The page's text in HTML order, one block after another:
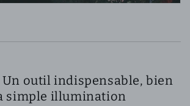
Un outil indispensable, bien
simple illumination